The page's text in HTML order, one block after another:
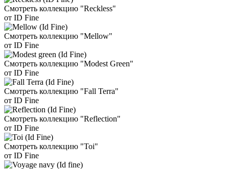
Смотреть коллекцию "Reckless"
от ID Fine
Смотреть коллекцию "Mellow"
от ID Fine
Смотреть коллекцию "Modest Green"
от ID Fine
Смотреть коллекцию "Fall Terra"
от ID Fine
Смотреть коллекцию "Reflection"
от ID Fine
Смотреть коллекцию "Toi"
от ID Fine